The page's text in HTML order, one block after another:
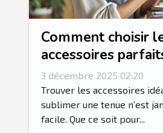
Comment choisir
accessoires
votre style
3 décembre 2025 02:20
Trouver les accessoires
sublimer une tenue n’est
facile. Que ce soit pour...